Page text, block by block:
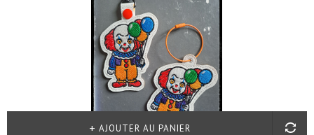
AJOUTER AU PANIER